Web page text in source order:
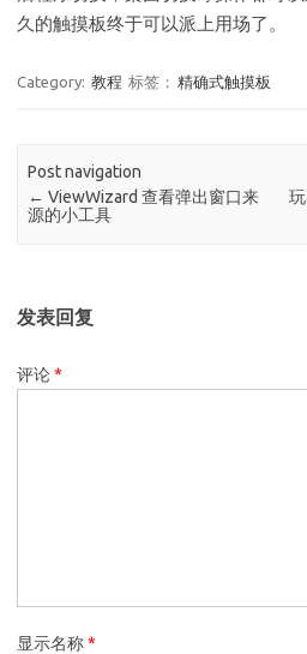
久的触摸板终于可以派上用场了。
Category: 教程 标签： 精确式触摸板
Post navigation
← ViewWizard 查看弹出窗口来
源的小工具
发表回复
评论*
显示名称*